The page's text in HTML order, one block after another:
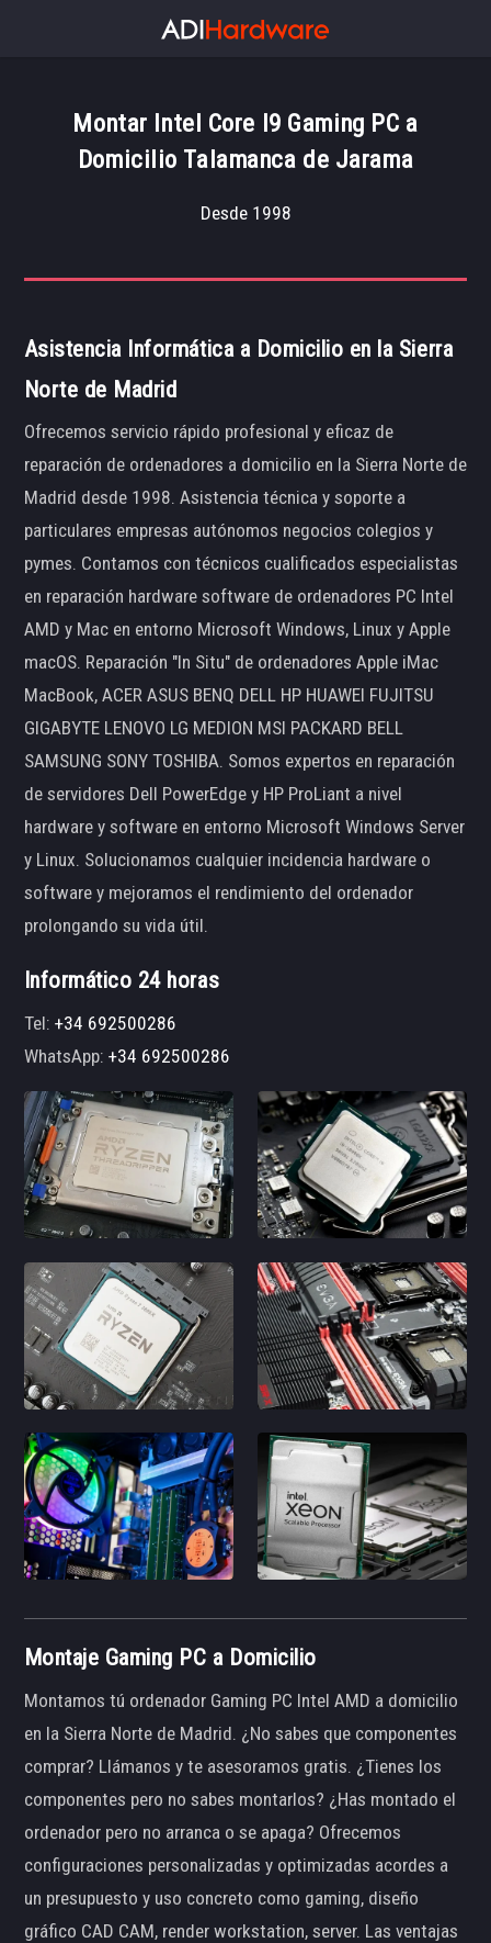
Montar Intel Core I9 Gaming PC a
Domicilio Talamanca de Jarama
Desde 1998
Asistencia Informática a Domicilio en la Sierra
Norte de Madrid
Ofrecemos servicio rápido profesional y eficaz de
reparación de ordenadores a domicilio en la Sierra Norte de
Madrid desde 1998. Asistencia técnica y soporte a
particulares empresas autónomos negocios colegios y
pymes. Contamos con técnicos cualificados especialistas
en reparación hardware software de ordenadores PC Intel
AMD y Mac en entorno Microsoft Windows, Linux y Apple
macOS. Reparación "In Situ" de ordenadores Apple iMac
MacBook, ACER ASUS BENQ DELL HP HUAWEI FUJITSU
GIGABYTE LENOVO LG MEDION MSI PACKARD BELL
SAMSUNG SONY TOSHIBA. Somos expertos en reparación
de servidores Dell PowerEdge y HP ProLiant a nivel
hardware y software en entorno Microsoft Windows Server
y Linux. Solucionamos cualquier incidencia hardware o
software y mejoramos el rendimiento del ordenador
prolongando su vida útil.
Informático 24 horas
Tel:+34 692500286
WhatsApp:+34 692500286
Montaje Gaming PC a Domicilio
Montamos tú ordenador Gaming PC Intel AMD a domicilio
en la Sierra Norte de Madrid. ¿No sabes que componentes
comprar? Llámanos y te asesoramos gratis. ¿Tienes los
componentes pero no sabes montarlos? ¿Has montado el
ordenador pero no arranca o se apaga? Ofrecemos
configuraciones personalizadas y optimizadas acordes a
un presupuesto y uso concreto como gaming, diseño
gráfico CAD CAM, render workstation, server. Las ventajas